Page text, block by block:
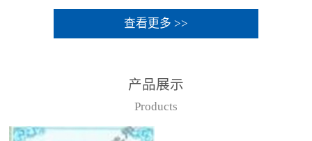
查看更多 >>
产品展示
Products